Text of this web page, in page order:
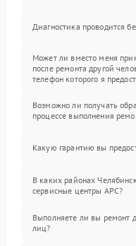
Диагностика проводится
Может ли вместо меня
после ремонта другой
телефон которого я
Возможно ли получать
процессе выполнения
Какую гарантию вы
В каких районах
сервисные центры APC?
Выполняете ли вы ремонт
лиц?